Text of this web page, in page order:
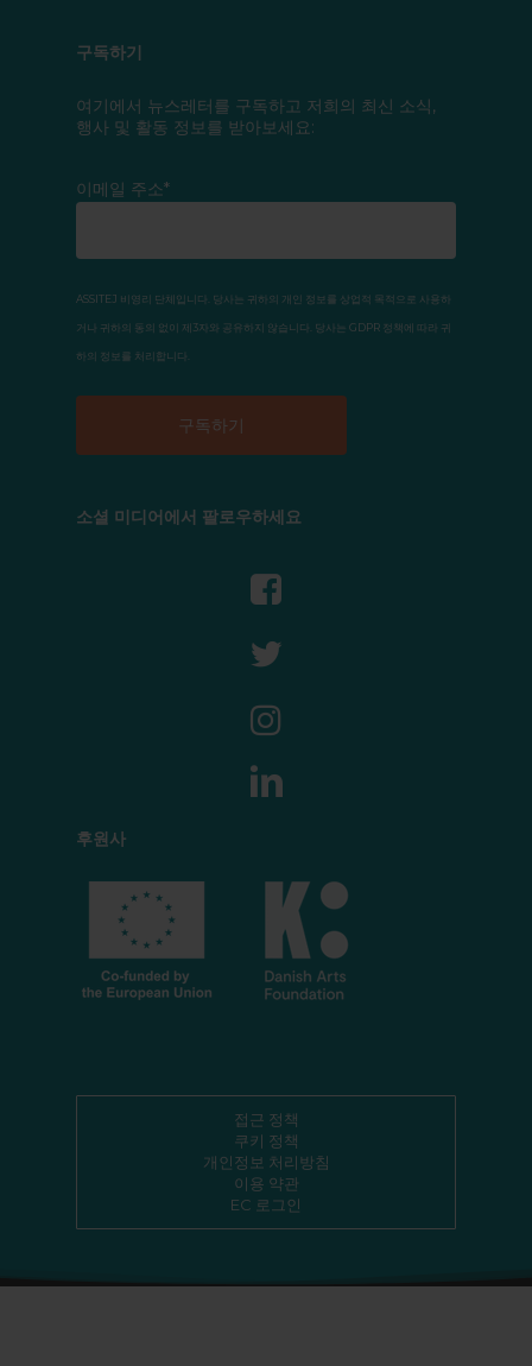
구독하기
여기에서 뉴스레터를 구독하고 저희의 최신 소식,
행사 및 활동 정보를 받아보세요:
이메일 주소*
ASSITEJ 비영리 단체입니다. 당사는 귀하의 개인 정보를 상업적 목적으로 사용하
거나 귀하의 동의 없이 제3자와 공유하지 않습니다. 당사는 GDPR 정책에 따라 귀
하의 정보를 처리합니다.
소셜 미디어에서 팔로우하세요
후원사
접근 정책
쿠키 정책
개인정보 처리방침
이용 약관
EC 로그인